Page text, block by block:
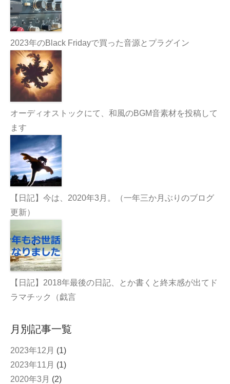
2023年のBlack Fridayで買った音源とプラグイン
オーディオストックにて、和風のBGM音素材を投稿して
ます
【日記】今は、2020年3月。（一年三か月ぶりのブログ
更新）
【日記】2018年最後の日記、とか書くと終末感が出てド
ラマチック（戯言
月別記事一覧
2023年12月 (1)
2023年11月 (1)
2020年3月 (2)